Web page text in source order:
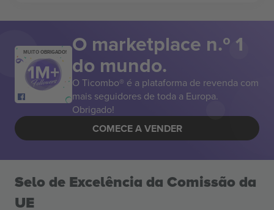
MUITO OBRIGADO! O marketplace n.º 1
do mundo.
O Ticombo® é a plataforma de revenda com
mais seguidores de toda a Europa.
Obrigado!
COMECE A VENDER
Selo de Excelência da Comissão da
UE